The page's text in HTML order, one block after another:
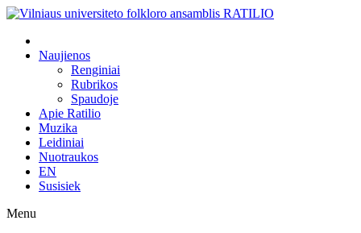
Naujienos
Renginiai
Rubrikos
Spaudoje
Apie Ratilio
Muzika
Leidiniai
Nuotraukos
EN
Susisiek
Menu